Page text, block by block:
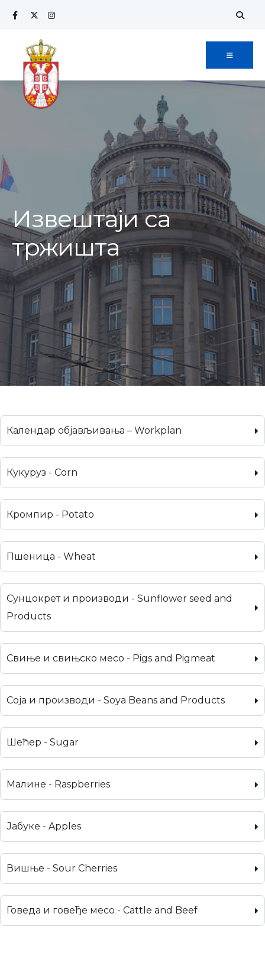
Извештаји са
тржишта
Календар објављивања – Workplan
Кукуруз - Corn
Кромпир - Potato
Пшеница - Wheat
Сунцокрет и производи - Sunflower seed and
Products
Свиње и свињско месо - Pigs and Pigmeat
Соја и производи - Soya Beans and Products
Шећер - Sugar
Малине - Raspberries
Јабуке - Apples
Вишње - Sour Cherries
Говеда и говеђе месо - Cattle and Beef